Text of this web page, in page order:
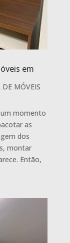
em
MÓVEIS
momento
as
dos
montar
Então,